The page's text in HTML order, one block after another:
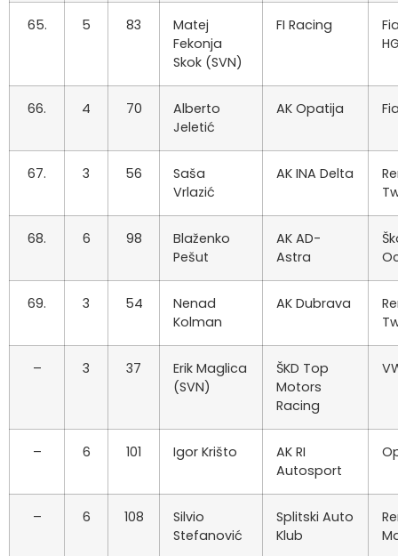
65. 5 83
Matej
Fekonja
Skok (SVN)
FI Racing
66. 4 70
Alberto
Jeletić
AK Opatija
67. 3 56
Saša
Vrlazić
AK INA Delta
68. 6 98
Blaženko
Pešut
AK AD-
Astra
69. 3 54
Nenad
Kolman
AK Dubrava
– 3 37
Erik Maglica
(SVN)
ŠKD Top
Motors
Racing
– 6 101 Igor Krišto
AK RI
Autosport
– 6 108
Silvio
Stefanović
Splitski Auto
Klub